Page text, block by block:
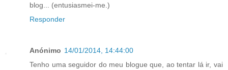
blog... (entusiasmei-me.)
Responder
Anónimo 14/01/2014, 14:44:00
Tenho uma seguidor do meu blogue que, ao tentar lá ir, vai